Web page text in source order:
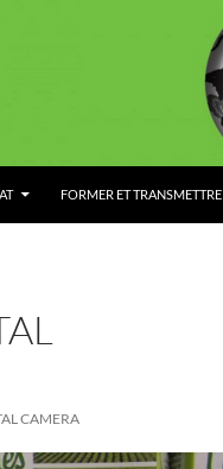
FORMER ET TRANSMETTRE
CAMERA